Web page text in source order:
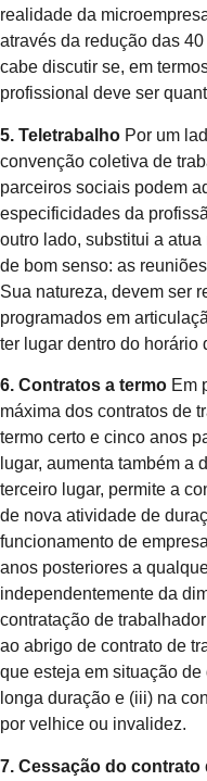
realidade da
através da redução das
cabe discutir se, em
profissional deve ser
5. Teletrabalho Por um
convenção coletiva de
parceiros sociais podem
especificidades da
outro lado, substitui a
de bom senso: as
Sua natureza, devem ser
programados em
ter lugar dentro do horário
6. Contratos a termo Em
máxima dos contratos de
termo certo e cinco anos
lugar, aumenta também a
terceiro lugar, permite a
de nova atividade de
funcionamento de
anos posteriores a
independentemente da
contratação de
ao abrigo de contrato de
que esteja em situação
longa duração e (iii) na
por velhice ou invalidez.
7. Cessação do contrato